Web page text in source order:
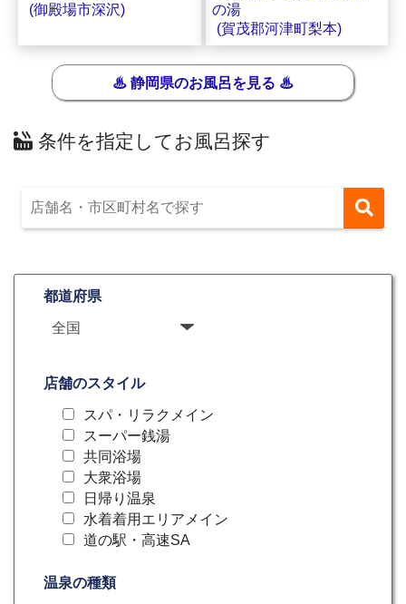
(御殿場市深沢)
の湯
(賀茂郡河津町梨本)
♨ 静岡県のお風呂を見る ♨
条件を指定してお風呂探す
都道府県
店舗のスタイル
スパ・リラクメイン
スーパー銭湯
共同浴場
大衆浴場
日帰り温泉
水着着用エリアメイン
道の駅・高速SA
温泉の種類